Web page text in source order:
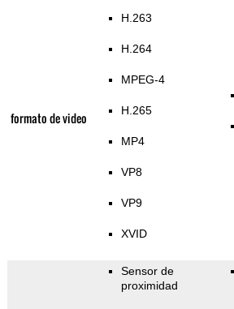
formato de video
H.263
H.264
MPEG-4
H.265
MP4
VP8
VP9
XVID
Sensor de
proximidad